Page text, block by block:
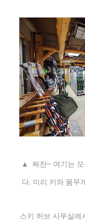
▲ 짜잔~ 여기는 모
다. 미리 키와 몸무
스키 허브 사무실에